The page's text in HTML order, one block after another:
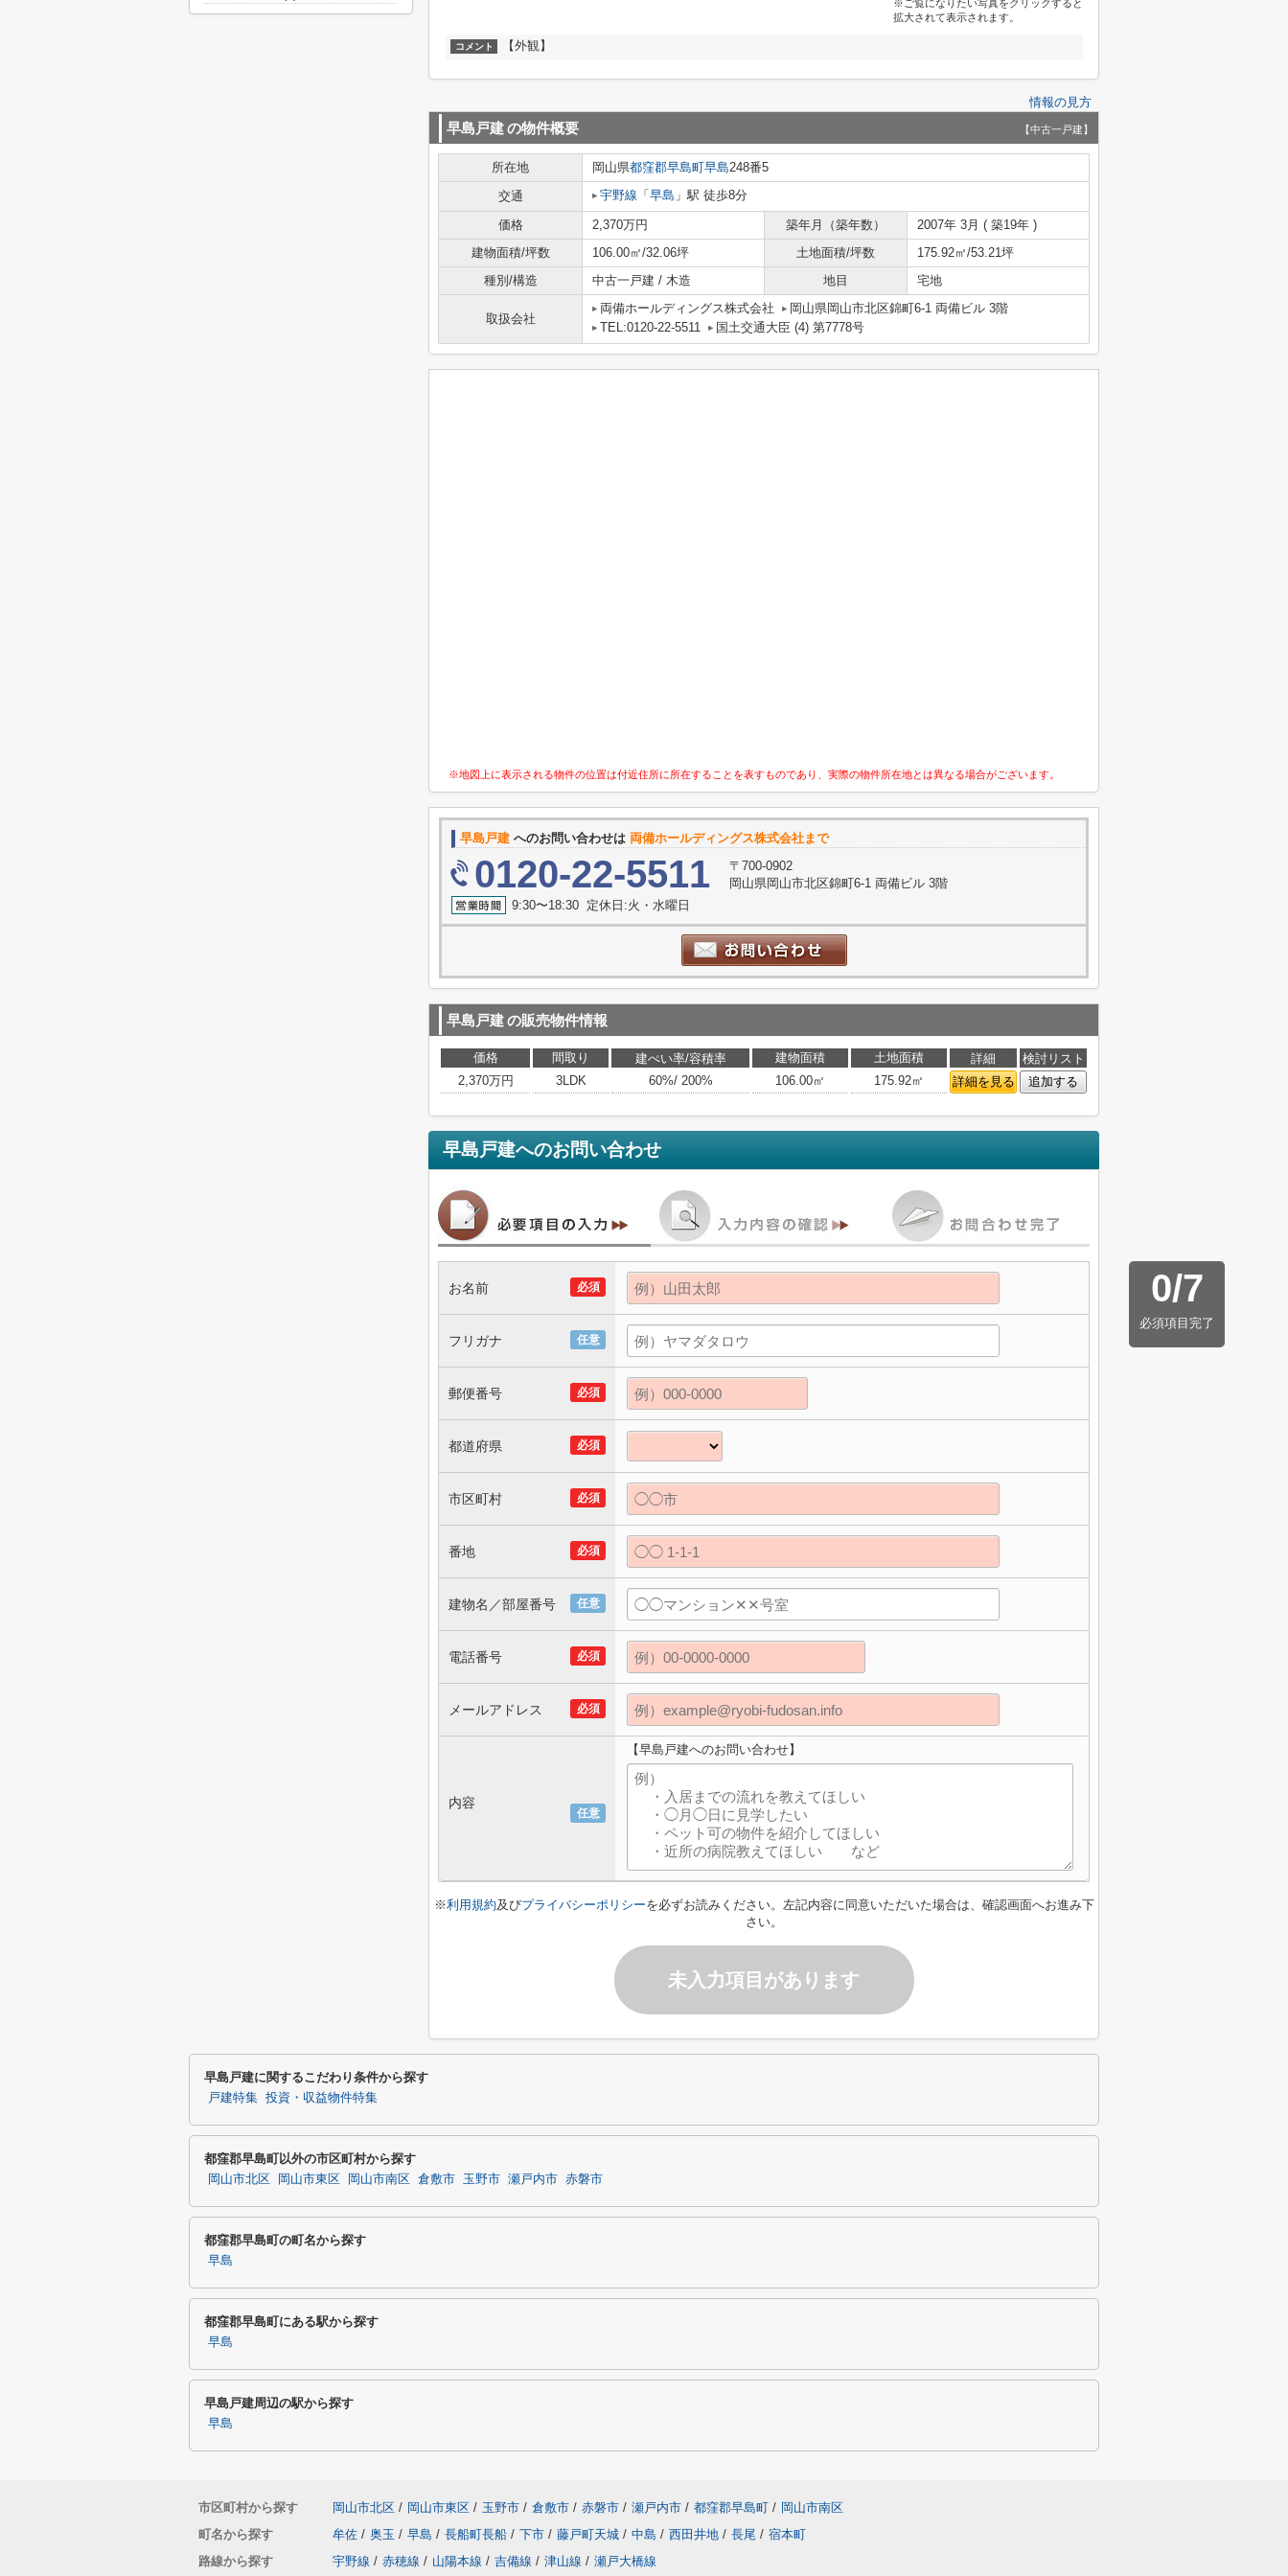
※ご覧になりたい写真をクリックすると
拡大されて表示されます。
コメント 【外観】
情報の見方
早島戸建の物件概要 【中古一戸建】
所在地 岡山県都窪郡早島町早島248番5
交通
宇野線 「 早島 」駅 徒歩8分
価格 2,370万円 築年月（築年数）
2007年 3月 ( 築19年 )
建物面積/坪数
106.00㎡/32.06坪 土地面積/坪数
175.92㎡/53.21坪
種別/構造
中古一戸建 / 木造 地目 宅地
取扱会社
両備ホールディングス株式会社
岡山県岡山市北区錦町6-1 両備ビル 3階
TEL:0120-22-5511
国土交通大臣 (4) 第7778号
※地図上に表示される物件の位置は付近住所に所在することを表すものであり、実際の物件所在地とは異なる場合がございます。
早島戸建 へのお問い合わせは 両備ホールディングス株式会社まで
0120-22-5511
〒700-0902
岡山県岡山市北区錦町6-1 両備ビル 3階
9:30〜18:30 定休日:火・水曜日
早島戸建の販売物件情報
価格 間取り 建ぺい率/容積率 建物面積 土地面積 詳細
検討リスト
2,370万円
3LDK 60%/ 200% 106.00㎡ 175.92㎡ 詳細を見る 追加する
早島戸建へのお問い合わせ
0/7
必須項目完了
必須
お名前
任意
フリガナ
必須
郵便番号
必須
都道府県
必須
市区町村
必須
番地
任意
建物名／部屋番号
必須
電話番号
必須
メールアドレス
任意
内容
【早島戸建へのお問い合わせ】
※利用規約及びプライバシーポリシーを必ずお読みください。左記内容に同意いただいた場合は、確認画面へお進み下
さい。
未入力項目があります
早島戸建に関するこだわり条件から探す
戸建特集 投資・収益物件特集
都窪郡早島町以外の市区町村から探す
岡山市北区 岡山市東区 岡山市南区 倉敷市 玉野市 瀬戸内市 赤磐市
都窪郡早島町の町名から探す
早島
都窪郡早島町にある駅から探す
早島
早島戸建周辺の駅から探す
早島
市区町村から探す 岡山市北区 / 岡山市東区 / 玉野市 / 倉敷市 / 赤磐市 / 瀬戸内市 / 都窪郡早島町 / 岡山市南区
町名から探す
牟佐 / 奥玉 / 早島 / 長船町長船 / 下市 / 藤戸町天城 / 中島 / 西田井地 / 長尾 / 宿本町
路線から探す
宇野線 / 赤穂線 / 山陽本線 / 吉備線 / 津山線 / 瀬戸大橋線